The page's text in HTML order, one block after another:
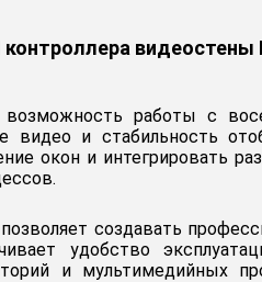
видеостены
возможность работы с
видео и стабильность
окон и интегрировать
создавать
удобство
и мультимедийных